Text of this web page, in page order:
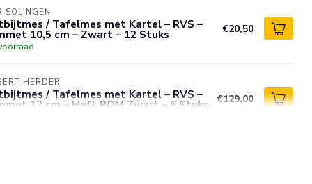
SOLINGEN
/ Tafelmes met Kartel – RVS –
10,5 cm – Zwart – 12 Stuks €20,50
HERDER
/ Tafelmes met Kartel – RVS –
12 cm – Heft POM Zwart – 6 Stuks €129,00